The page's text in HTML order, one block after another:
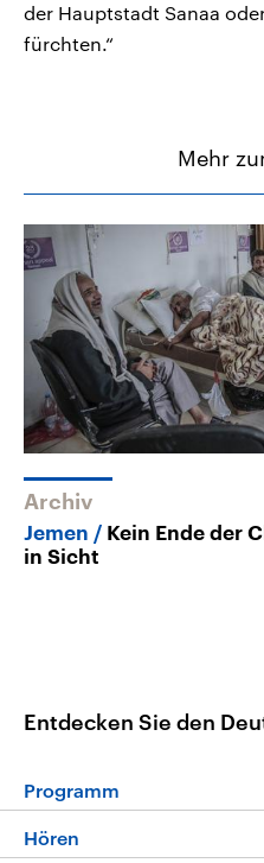
der Hauptstadt Sanaa
fürchten.“
Mehr
Archiv
Jemen
Kein Ende der
in Sicht
Entdecken Sie den
Programm
Programm
Hören